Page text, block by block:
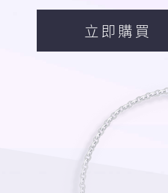
立即購買